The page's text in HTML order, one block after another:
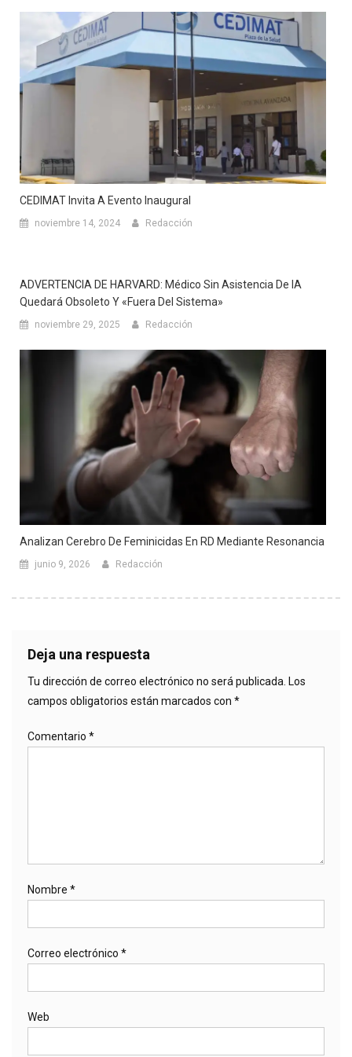
CEDIMAT Invita A Evento Inaugural
noviembre 14, 2024 Redacción
ADVERTENCIA DE HARVARD: Médico Sin Asistencia De IA
Quedará Obsoleto Y «Fuera Del Sistema»
noviembre 29, 2025 Redacción
Analizan Cerebro De Feminicidas En RD Mediante Resonancia
junio 9, 2026 Redacción
Deja una respuesta
Tu dirección de correo electrónico no será publicada. Los
campos obligatorios están marcados con *
Comentario *
Nombre *
Correo electrónico *
Web